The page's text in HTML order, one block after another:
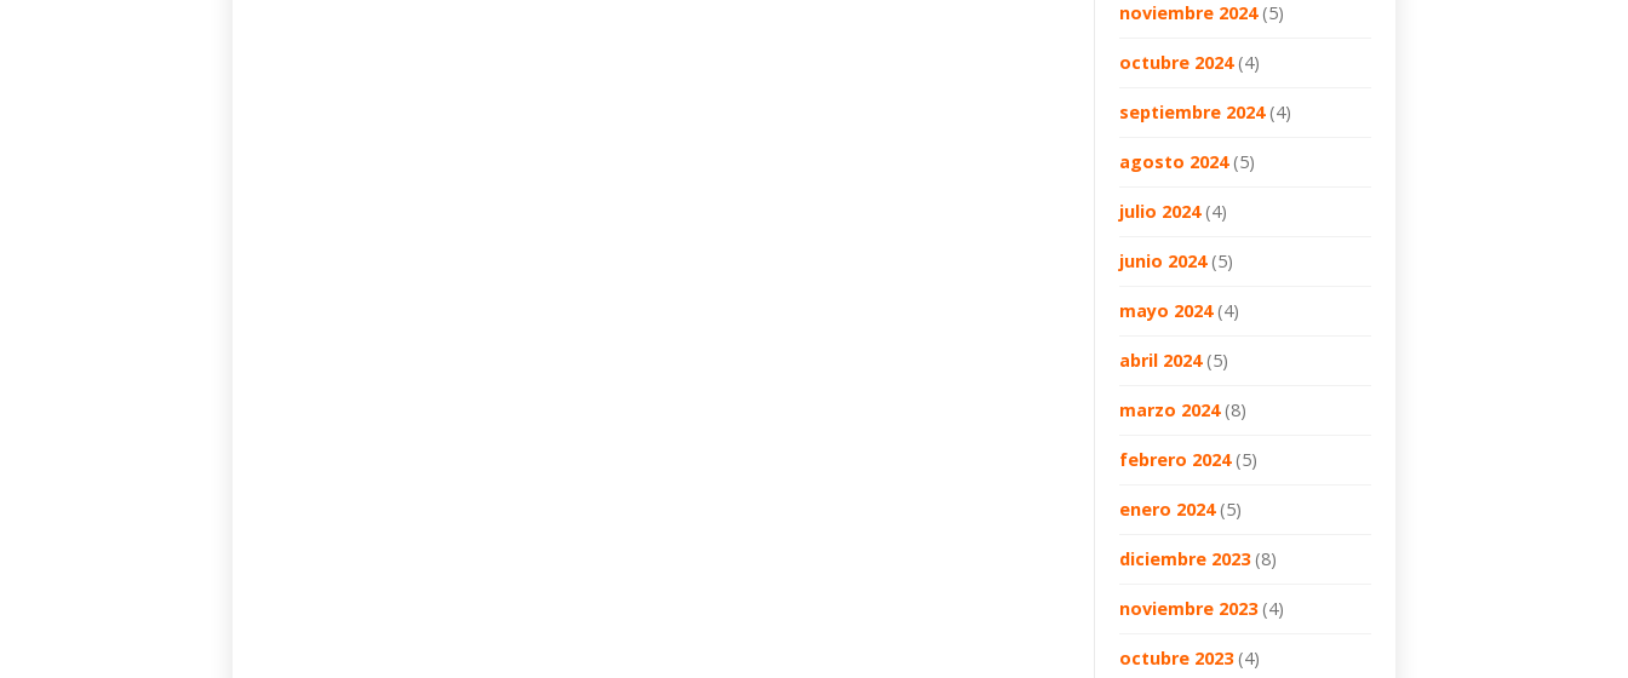
noviembre 2024(5)
octubre 2024(4)
septiembre 2024(4)
agosto 2024(5)
julio 2024(4)
junio 2024(5)
mayo 2024(4)
abril 2024(5)
marzo 2024(8)
febrero 2024(5)
enero 2024(5)
diciembre 2023(8)
noviembre 2023(4)
octubre 2023(4)